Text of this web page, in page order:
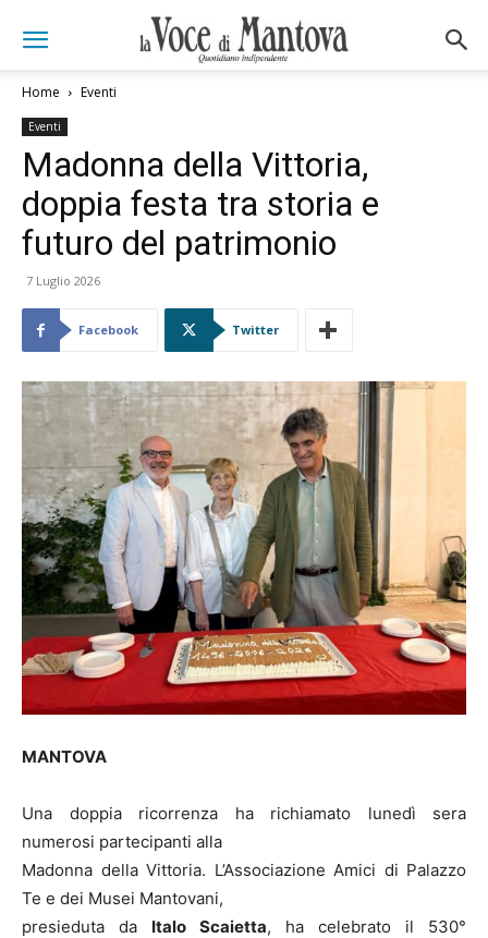
Home Eventi
Eventi
Madonna della Vittoria,
doppia festa tra storia e
futuro del patrimonio
7 Luglio 2026
Facebook Twitter
MANTOVA
Una doppia ricorrenza ha richiamato lunedì sera
numerosi partecipanti alla
Madonna della Vittoria. L’Associazione Amici di Palazzo
Te e dei Musei Mantovani,
presieduta da Italo Scaietta, ha celebrato il 530°